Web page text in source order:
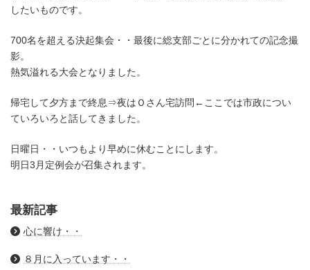
したいものです。
700名を超える決起集会・・最後に総支部ごとに分かれての記念撮
影。
熱気溢れる大会となりました。
帰宅して夕方まで終息⇒夜はＯさん宅訪問←ここでは市政につい
ていろいろと話してきました。
日曜日・・いつもより早めに休むことにします。
明日3月定例会が召集されます。
最新記事
心に響け・・
８月に入っています・・